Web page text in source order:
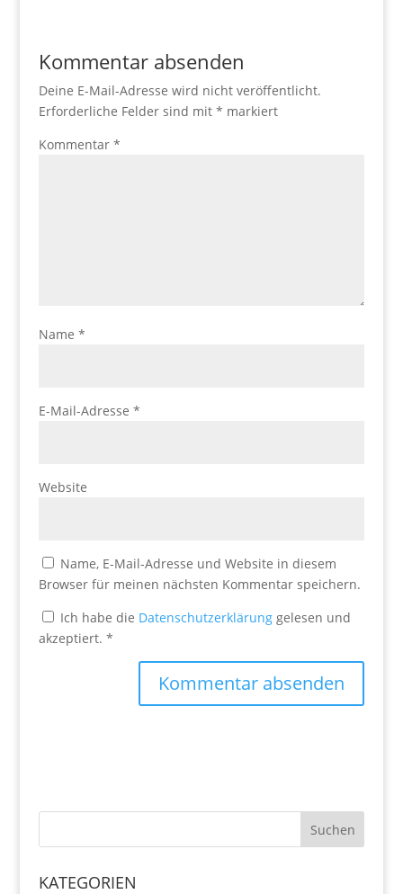
Kommentar absenden
Deine E-Mail-Adresse wird nicht veröffentlicht.
Erforderliche Felder sind mit * markiert
Kommentar *
Name *
E-Mail-Adresse *
Website
Name, E-Mail-Adresse und Website in diesem
Browser für meinen nächsten Kommentar speichern.
Ich habe die Datenschutzerklärung gelesen und
akzeptiert. *
KATEGORIEN